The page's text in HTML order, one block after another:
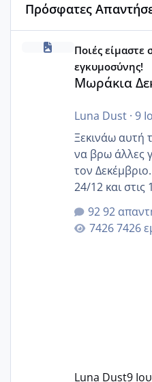
Πρόσφατες
Μωράκια Δεκεμβρίου 2026
Ποιές είμαστε
εγκυμοσύνης!
Μωράκια
Luna Dust· 9
Ξεκινάω αυτή
να βρω άλλες
τον
24/12 και στις
της
άγχος και οι
περνάνε με
92
7426
Luna Dust9